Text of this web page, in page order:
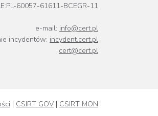
60057-61611-BCEGR-11
e-mail: info@cert.pl
incydentów: incydent.cert.pl
cert@cert.pl
CSIRT GOV CSIRT MON